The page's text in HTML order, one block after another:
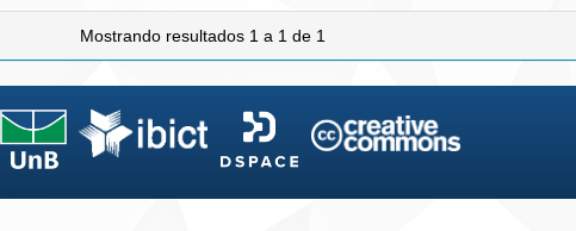
Mostrando resultados 1 a 1 de 1